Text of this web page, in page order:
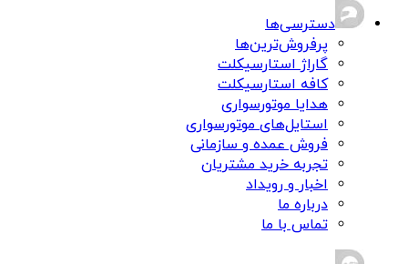
دسترسی‌ها
پرفروش‌ترین‌ها
گاراژ استارسیکلت
کافه استارسیکلت
هدایا موتورسواری
استایل‌های موتورسواری
فروش عمده و سازمانی
تجربه خرید مشتریان
اخبار و رویداد
درباره ما
تماس با ما